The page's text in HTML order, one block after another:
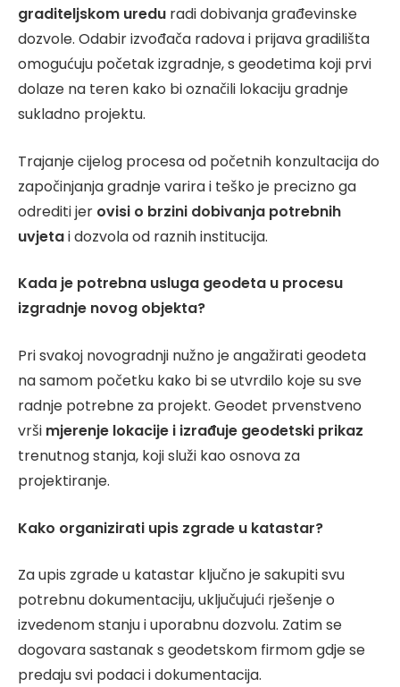
graditeljskom uredu radi dobivanja građevinske
dozvole. Odabir izvođača radova i prijava gradilišta
omogućuju početak izgradnje, s geodetima koji prvi
dolaze na teren kako bi označili lokaciju gradnje
sukladno projektu.
Trajanje cijelog procesa od početnih konzultacija do
započinjanja gradnje varira i teško je precizno ga
odrediti jer ovisi o brzini dobivanja potrebnih
uvjetai dozvola od raznih institucija.
Kada je potrebna usluga geodeta u procesu
izgradnje novog objekta?
Pri svakoj novogradnji nužno je angažirati geodeta
na samom početku kako bi se utvrdilo koje su sve
radnje potrebne za projekt. Geodet prvenstveno
vrši mjerenje lokacije i izrađuje geodetski prikaz
trenutnog stanja, koji služi kao osnova za
projektiranje.
Kako organizirati upis zgrade u katastar?
Za upis zgrade u katastar ključno je sakupiti svu
potrebnu dokumentaciju, uključujući rješenje o
izvedenom stanju i uporabnu dozvolu. Zatim se
dogovara sastanak s geodetskom firmom gdje se
predaju svi podaci i dokumentacija.